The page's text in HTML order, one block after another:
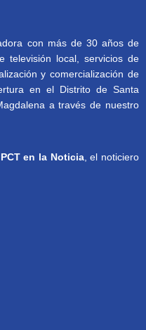
con más de 30 años de
televisión local, servicios de
y comercialización de
en el Distrito de Santa
a través de nuestro
PCT en la Noticia, el noticiero